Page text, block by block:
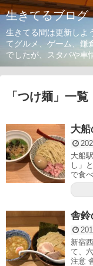
生きてるブログ
生きてる間は更新しよ
てグルメ、ゲーム、鎌
でしたが、スタバや車
「 つけ麺 」 一覧
大
大船
し」
で食
舎鈴
新宿
て、
注意